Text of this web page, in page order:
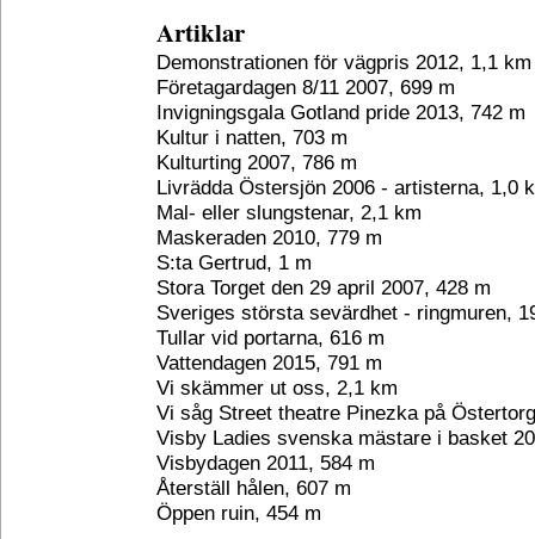
Artiklar
Demonstrationen för vägpris 2012, 1,1 km
Företagardagen 8/11 2007, 699 m
Invigningsgala Gotland pride 2013, 742 m
Kultur i natten, 703 m
Kulturting 2007, 786 m
Livrädda Östersjön 2006 - artisterna, 1,0
Mal- eller slungstenar, 2,1 km
Maskeraden 2010, 779 m
S:ta Gertrud, 1 m
Stora Torget den 29 april 2007, 428 m
Sveriges största sevärdhet - ringmuren,
Tullar vid portarna, 616 m
Vattendagen 2015, 791 m
Vi skämmer ut oss, 2,1 km
Vi såg Street theatre Pinezka på
Visby Ladies svenska mästare i basket
Visbydagen 2011, 584 m
Återställ hålen, 607 m
Öppen ruin, 454 m